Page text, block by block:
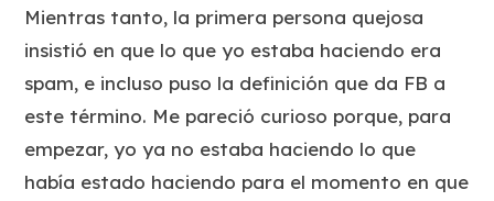
Mientras tanto, la primera persona quejosa
insistió en que lo que yo estaba haciendo era
spam, e incluso puso la definición que da FB a
este término. Me pareció curioso porque, para
empezar, yo ya no estaba haciendo lo que
había estado haciendo para el momento en que